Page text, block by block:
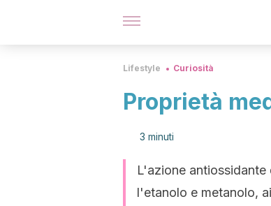
Lifestyle Curiosità
Proprietà
3 minuti
L'azione
l'etanolo e metanolo,